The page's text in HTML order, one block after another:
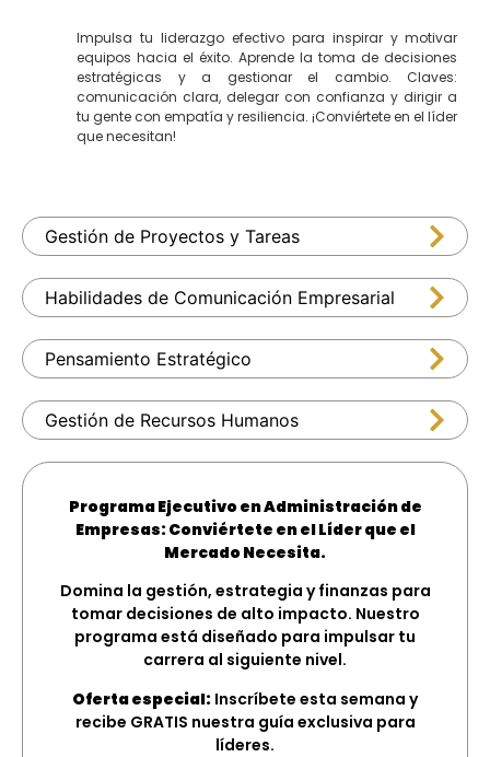
Impulsa tu liderazgo efectivo para inspirar y motivar
equipos hacia el éxito. Aprende la toma de decisiones
estratégicas y a gestionar el cambio. Claves:
comunicación clara, delegar con confianza y dirigir a
tu gente con empatía y resiliencia. ¡Conviértete en el líder
que necesitan!
Gestión de Proyectos y Tareas
Habilidades de Comunicación Empresarial
Pensamiento Estratégico
Gestión de Recursos Humanos
Programa Ejecutivo en Administración de
Empresas: Conviértete en el Líder que el
Mercado Necesita.
Domina la gestión, estrategia y finanzas para
tomar decisiones de alto impacto. Nuestro
programa está diseñado para impulsar tu
carrera al siguiente nivel.
Oferta especial: Inscríbete esta semana y
recibe GRATIS nuestra guía exclusiva para
líderes.